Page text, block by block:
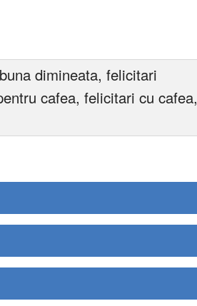
dimineata, felicitari
cafea, felicitari cu cafea,